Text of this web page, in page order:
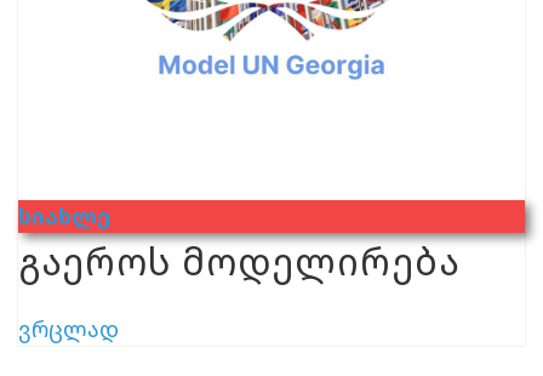
Სიახლე
გაეროს მოდელირება
ვრცლად